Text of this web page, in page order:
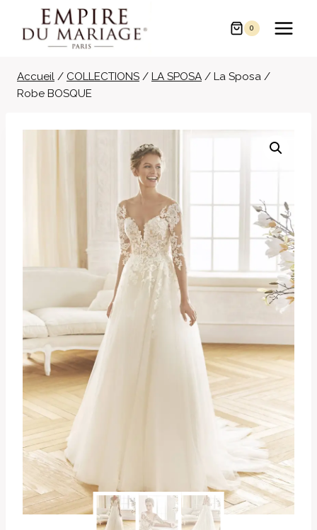
contenu
0
Accueil / COLLECTIONS / LA SPOSA / La Sposa /
Robe BOSQUE